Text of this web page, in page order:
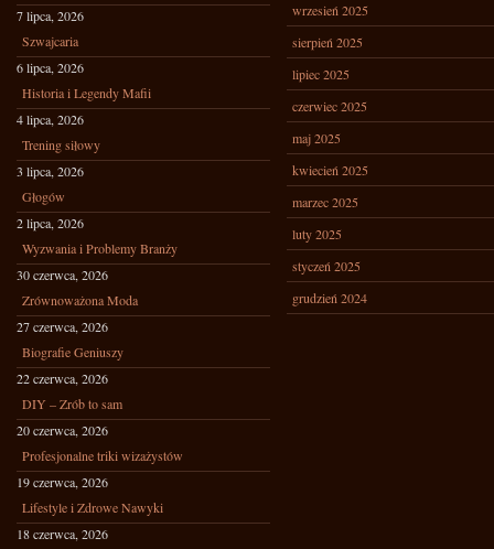
7 lipca, 2026
Szwajcaria
6 lipca, 2026
Historia i Legendy Mafii
4 lipca, 2026
Trening siłowy
3 lipca, 2026
Głogów
2 lipca, 2026
Wyzwania i Problemy Branży
30 czerwca, 2026
Zrównoważona Moda
27 czerwca, 2026
Biografie Geniuszy
22 czerwca, 2026
DIY – Zrób to sam
20 czerwca, 2026
Profesjonalne triki wizażystów
19 czerwca, 2026
Lifestyle i Zdrowe Nawyki
18 czerwca, 2026
wrzesień 2025
sierpień 2025
lipiec 2025
czerwiec 2025
maj 2025
kwiecień 2025
marzec 2025
luty 2025
styczeń 2025
grudzień 2024